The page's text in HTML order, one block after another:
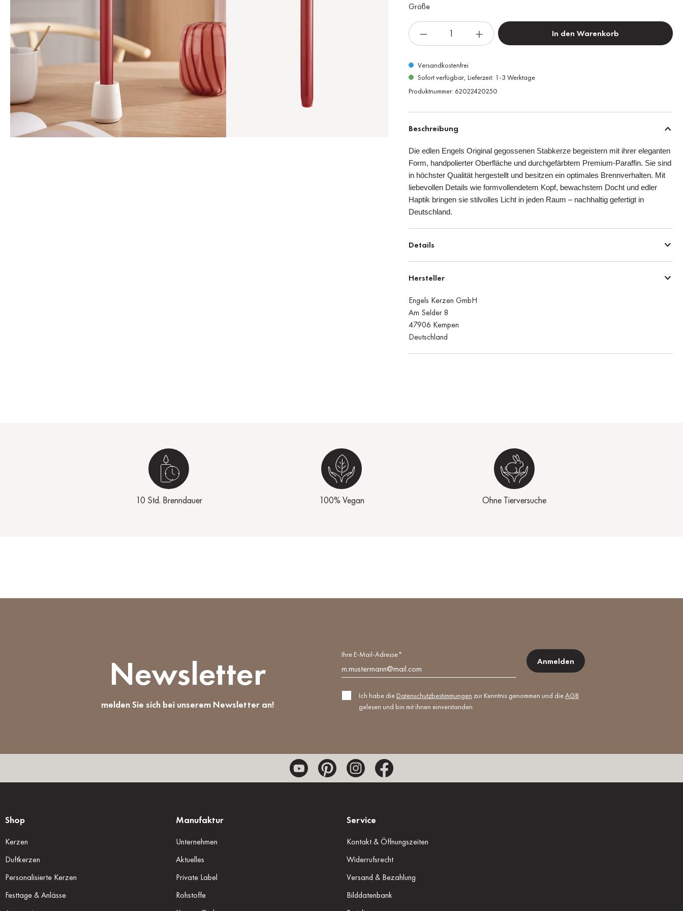
Größe
In den Warenkorb
Versandkostenfrei
Sofort verfügbar, Lieferzeit: 1-3 Werktage
Produktnummer: 62022420250
Beschreibung
Die edlen Engels Original gegossenen Stabkerze begeistern mit ihrer eleganten
Form, handpolierter Oberfläche und durchgefärbtem Premium-Paraffin. Sie sind
in höchster Qualität hergestellt und besitzen ein optimales Brennverhalten. Mit
liebevollen Details wie formvollendetem Kopf, bewachstem Docht und edler
Haptik bringen sie stilvolles Licht in jeden Raum – nachhaltig gefertigt in
Deutschland.
Details
Hersteller
Engels Kerzen GmbH
Am Selder 8
47906 Kempen
Deutschland
10 Std. Brenndauer 100% Vegan Ohne Tierversuche
Newsletter
melden Sie sich bei unserem Newsletter an!
Ihre E-Mail-Adresse*
Anmelden
Ich habe die Datenschutzbestimmungen zur Kenntnis genommen und dieAGB
gelesen und bin mit ihnen einverstanden.
Shop
Kerzen
Duftkerzen
Personalisierte Kerzen
Festtage & Anlässe
Manufaktur
Unternehmen
Aktuelles
Private Label
Rohstoffe
Service
Kontakt & Öffnungszeiten
Widerrufsrecht
Versand & Bezahlung
Bilddatenbank